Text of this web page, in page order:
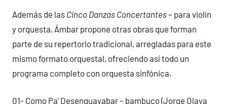
Además de las Cinco Danzas Concertantes– para violín
y orquesta, Ámbar propone otras obras que forman
parte de su repertorio tradicional, arregladas para este
mismo formato orquestal, ofreciendo así todo un
programa completo con orquesta sinfónica.
01- Como Pa’ Desenguayabar – bambuco (Jorge Olaya